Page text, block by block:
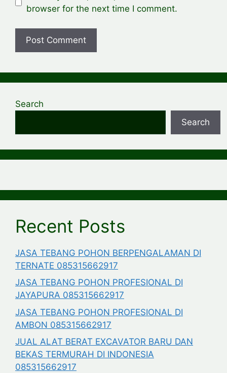
browser for the next time I comment.
Search
Search
Recent Posts
JASA TEBANG POHON BERPENGALAMAN DI
TERNATE 085315662917
JASA TEBANG POHON PROFESIONAL DI
JAYAPURA 085315662917
JASA TEBANG POHON PROFESIONAL DI
AMBON 085315662917
JUAL ALAT BERAT EXCAVATOR BARU DAN
BEKAS TERMURAH DI INDONESIA
085315662917